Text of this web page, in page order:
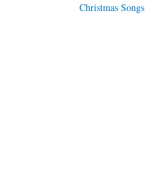
Christmas Songs